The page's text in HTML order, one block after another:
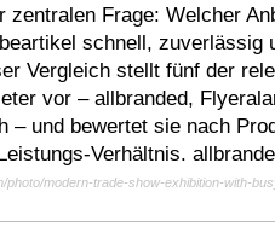
zentralen Frage: Welcher
schnell, zuverlässig
Vergleich stellt fünf der
vor – allbranded,
– und bewertet sie nach
Verhältnis.
photo/modern-trade-show-exhibition-with-